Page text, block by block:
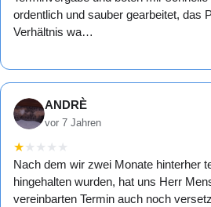
ordentlich und sauber gearbeitet, das
Verhältnis wa…
ANDRÈ
vor 7 Jahren
★ ★ ★ ★ ★
Nach dem wir zwei Monate hinterher
hingehalten wurden, hat uns Herr
vereinbarten Termin auch noch